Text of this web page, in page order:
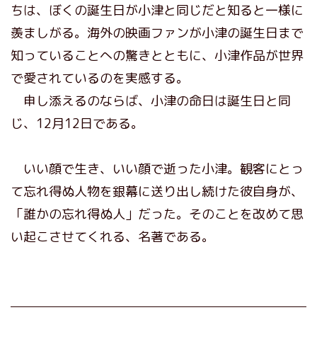
ちは、ぼくの誕生日が小津と同じだと知ると一様に
羨ましがる。海外の映画ファンが小津の誕生日まで
知っていることへの驚きとともに、小津作品が世界
で愛されているのを実感する。
申し添えるのならば、小津の命日は誕生日と同
じ、12月12日である。
いい顔で生き、いい顔で逝った小津。観客にとっ
て忘れ得ぬ人物を銀幕に送り出し続けた彼自身が、
「誰かの忘れ得ぬ人」だった。そのことを改めて思
い起こさせてくれる、名著である。